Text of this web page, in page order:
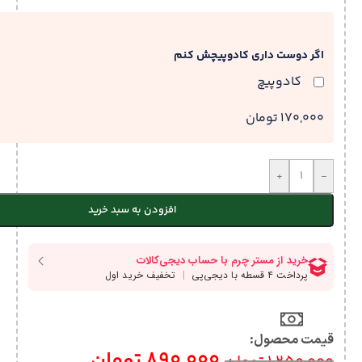
اگر دوست داری کادوپیچش کنم
کادوپیچ
170,000 تومان
-
+
افزودن به سبد خرید
قیمت محصول:​